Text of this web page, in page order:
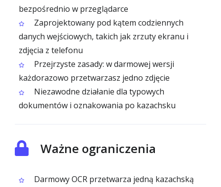
bezpośrednio w przeglądarce
Zaprojektowany pod kątem codziennych
danych wejściowych, takich jak zrzuty ekranu i
zdjęcia z telefonu
Przejrzyste zasady: w darmowej wersji
każdorazowo przetwarzasz jedno zdjęcie
Niezawodne działanie dla typowych
dokumentów i oznakowania po kazachsku
Ważne ograniczenia
Darmowy OCR przetwarza jedną kazachską